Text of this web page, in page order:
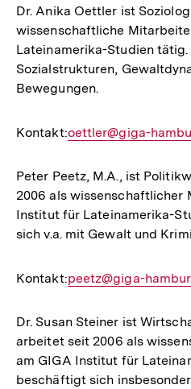
Link:
Dr. Anika Oettler ist
wissenschaftliche
Lateinamerika-Studien
Sozialstrukturen,
Bewegungen.
Kontakt:E-
Link:
oettler@giga-
Peter Peetz, M.A., ist
2006 als wissenschaftlicher
Institut für Lateinamerika-
sich v.a. mit Gewalt und
Kontakt:E-
Link:
peetz@giga-
Dr. Susan Steiner ist
arbeitet seit 2006 als
am GIGA Institut für
beschäftigt sich